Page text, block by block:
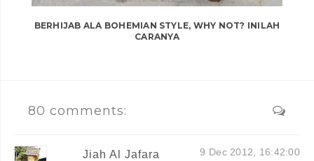
BERHIJAB ALA BOHEMIAN STYLE, WHY NOT? INILAH
CARANYA
80 comments:
Jiah Al Jafara 9 Dec 2012, 16:42:00